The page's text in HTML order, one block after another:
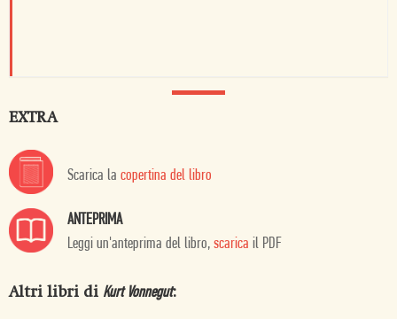
EXTRA
Scarica la copertina del libro
ANTEPRIMA
Leggi un'anteprima del libro, scarica il PDF
Altri libri di Kurt Vonnegut: